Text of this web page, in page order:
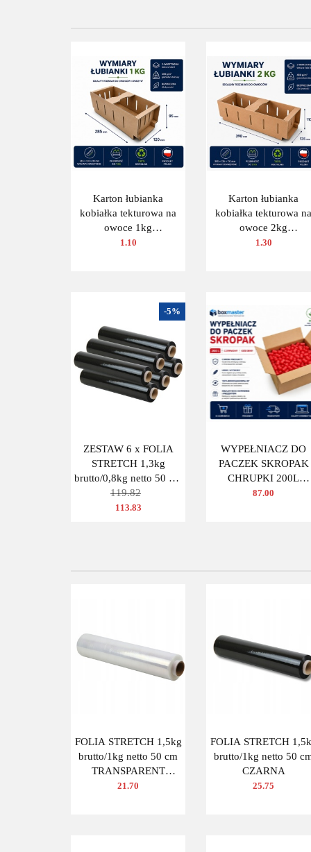
Karton łubianka
kobiałka tekturowa na
owoce 1kg
(285x120x95 zewn.) 1
1.10
Karton łubianka
kobiałka tekturowa na
owoce 2kg
(390x135x110 zewn.) 1
1.30
ZESTAW 6 x FOLIA
STRETCH 1,3kg
brutto/0,8kg netto 50 cm
CZARNA
119.82
-5%
113.83
WYPEŁNIACZ DO
PACZEK SKROPAK
CHRUPKI 200L
DEKOR CZERWONY
87.00
FOLIA STRETCH 1,5kg
brutto/1kg netto 50 cm
TRANSPARENT
BEZBARWNA
21.70
FOLIA STRETCH
brutto/1kg netto 50
CZARNA
25.75